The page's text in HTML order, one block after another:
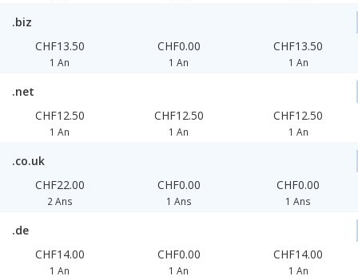
.biz
CHF13.50
1 An
CHF0.00
1 An
CHF13.50
1 An
.net
CHF12.50
1 An
CHF12.50
1 An
CHF12.50
1 An
.co.uk
CHF22.00
2 Ans
CHF0.00
1 Ans
CHF0.00
1 Ans
.de
CHF14.00
1 An
CHF0.00
1 An
CHF14.00
1 An